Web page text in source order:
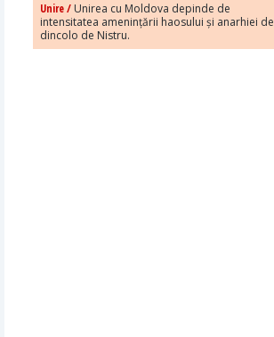
Unire / Unirea cu Moldova depinde de
intensitatea amenințării haosului și anarhiei de
dincolo de Nistru.